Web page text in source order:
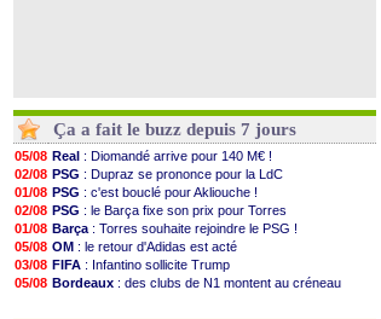
Ça a fait le buzz depuis 7 jours
05/08 Real : Diomandé arrive pour 140 M€ !
02/08 PSG : Dupraz se prononce pour la LdC
01/08 PSG : c'est bouclé pour Akliouche !
02/08 PSG : le Barça fixe son prix pour Torres
01/08 Barça : Torres souhaite rejoindre le PSG !
05/08 OM : le retour d'Adidas est acté
03/08 FIFA : Infantino sollicite Trump
05/08 Bordeaux : des clubs de N1 montent au créneau